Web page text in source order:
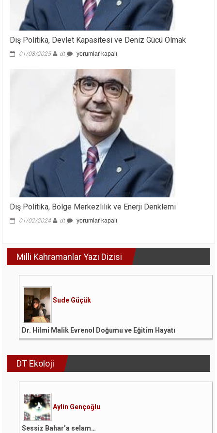
Dış Politika, Devlet Kapasitesi ve Deniz Gücü Olmak
01/08/2025 dt
Dış
Devlet
Kapasitesi
ve
Deniz
Gücü
Olmak
için
yorumlar kapalı
Dış Politika, Bölge Merkezlilik ve Enerji Denklemi
01/02/2024 dt
Dış
ve
Enerji
yorumlar kapalı
Milli Kahramanlar Yazı Dizisi
Sude Güçük
Dr. Hilmi Malik Evrenol Doğumu ve Eğitim Hayatı
DT Ekoloji
Aylin Gençoğlu
Sessiz Bahar’a selam…